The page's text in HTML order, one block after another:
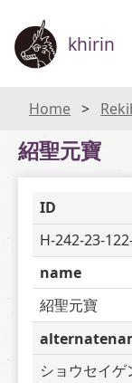
khirin
Home Rekihaku
紹聖元寶
ID
H-242-23-
name
紹聖元寶
ショウセイゲ